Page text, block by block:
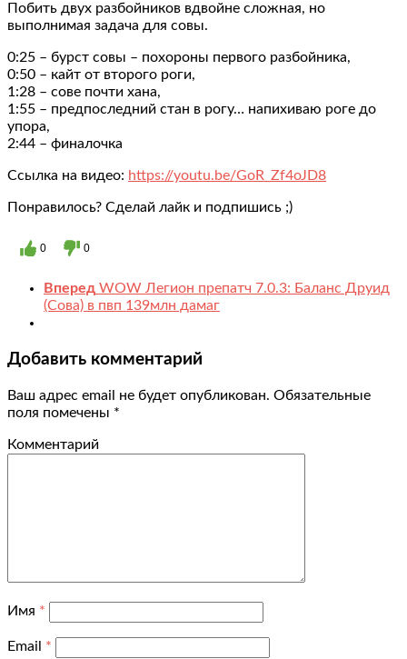
Побить двух разбойников вдвойне сложная, но
выполнимая задача для совы.
0:25 – бурст совы – похороны первого разбойника,
0:50 – кайт от второго роги,
1:28 – сове почти хана,
1:55 – предпоследний стан в рогу… напихиваю роге до
упора,
2:44 – финалочка
Ссылка на видео: https://youtu.be/GoR_Zf4oJD8
Понравилось? Сделай лайк и подпишись ;)
0 0
Вперед WOW Легион препатч 7.0.3: Баланс Друид
(Сова) в пвп 139млн дамаг
Добавить комментарий
Ваш адрес email не будет опубликован. Обязательные
поля помечены *
Комментарий
Имя *
Email *